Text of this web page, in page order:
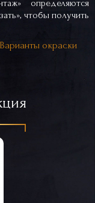
определяются
чтобы получить
Варианты окраски